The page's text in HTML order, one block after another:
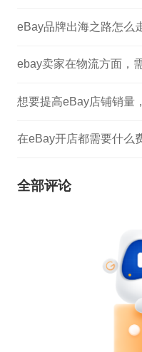
ebay卖家在物流方面，
想要提高eBay店铺销量
在eBay开店都需要什么
全部评论